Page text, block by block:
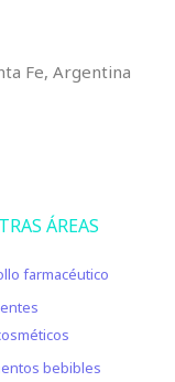
Fe, Argentina
ÁREAS
farmacéutico
bebibles